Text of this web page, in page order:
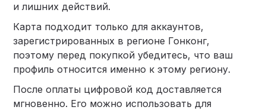
и лишних действий.
Карта подходит только для аккаунтов,
зарегистрированных в регионе Гонконг,
поэтому перед покупкой убедитесь, что ваш
профиль относится именно к этому региону.
После оплаты цифровой код доставляется
мгновенно. Его можно использовать для